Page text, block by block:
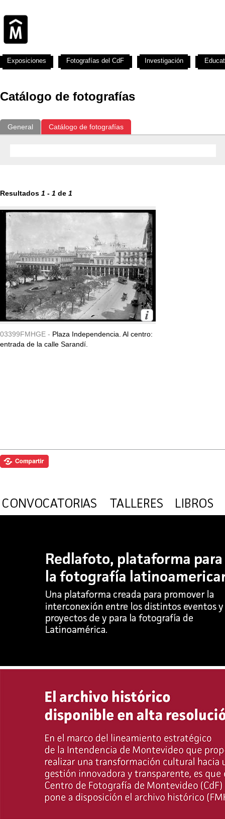
Catálogo de fotografías
General Catálogo de fotografías
Resultados 1 - 1 de 1
03399FMHGE - Plaza Independencia. Al centro:
entrada de la calle Sarandí.
Exposiciones Fotografías del CdF Investigación